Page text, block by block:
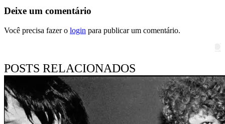
Deixe um comentário
Você precisa fazer o login para publicar um comentário.
POSTS RELACIONADOS